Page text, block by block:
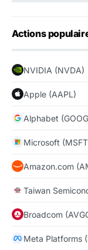
Actions
NVIDIA (NVDA)
Apple (AAPL)
Alphabet
Microsoft
Amazon.com
Taiwan
Broadcom
Meta Platforms